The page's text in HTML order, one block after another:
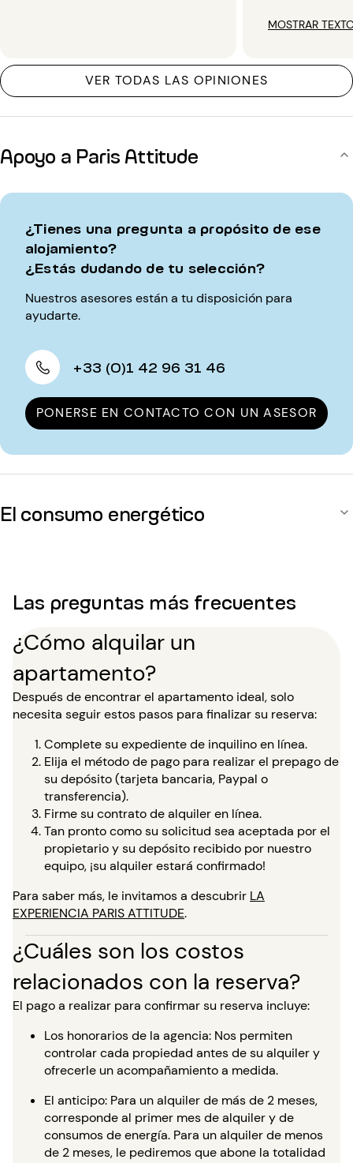
MOSTRAR
VER TODAS LAS OPINIONES
Apoyo a Paris Attitude
¿Tienes una pregunta a propósito de ese
alojamiento?
¿Estás dudando de tu selección?
Nuestros asesores están a tu disposición para
ayudarte.
+33 (0)1 42 96 31 46
PONERSE EN CONTACTO CON UN ASESOR
El consumo energético
Las preguntas más frecuentes
¿Cómo alquilar un
apartamento?
Después de encontrar el apartamento ideal, solo
necesita seguir estos pasos para finalizar su reserva:
Complete su expediente de inquilino en línea.
Elija el método de pago para realizar el prepago de
su depósito (tarjeta bancaria, Paypal o
transferencia).
Firme su contrato de alquiler en línea.
Tan pronto como su solicitud sea aceptada por el
propietario y su depósito recibido por nuestro
equipo, ¡su alquiler estará confirmado!
Para saber más, le invitamos a descubrir LA
EXPERIENCIA PARIS ATTITUDE.
¿Cuáles son los costos
relacionados con la reserva?
El pago a realizar para confirmar su reserva incluye:
Los honorarios de la agencia: Nos permiten
controlar cada propiedad antes de su alquiler y
ofrecerle un acompañamiento a medida.
El anticipo: Para un alquiler de más de 2 meses,
corresponde al primer mes de alquiler y de
consumos de energía. Para un alquiler de menos
de 2 meses, le pediremos que abone la totalidad